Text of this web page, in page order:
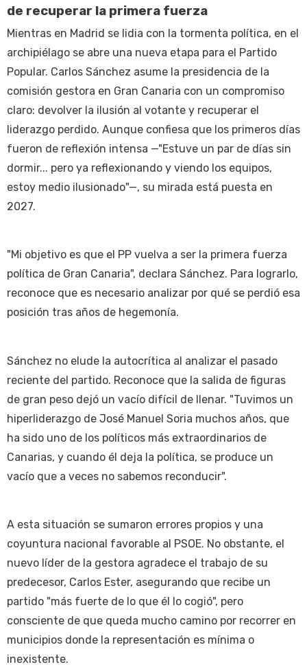
de recuperar la primera fuerza
Mientras en Madrid se lidia con la tormenta política, en el
archipiélago se abre una nueva etapa para el Partido
Popular. Carlos Sánchez asume la presidencia de la
comisión gestora en Gran Canaria con un compromiso
claro: devolver la ilusión al votante y recuperar el
liderazgo perdido. Aunque confiesa que los primeros días
fueron de reflexión intensa —"Estuve un par de días sin
dormir... pero ya reflexionando y viendo los equipos,
estoy medio ilusionado"—, su mirada está puesta en
2027.
"Mi objetivo es que el PP vuelva a ser la primera fuerza
política de Gran Canaria", declara Sánchez. Para lograrlo,
reconoce que es necesario analizar por qué se perdió esa
posición tras años de hegemonía.
Sánchez no elude la autocrítica al analizar el pasado
reciente del partido. Reconoce que la salida de figuras
de gran peso dejó un vacío difícil de llenar. "Tuvimos un
hiperliderazgo de José Manuel Soria muchos años, que
ha sido uno de los políticos más extraordinarios de
Canarias, y cuando él deja la política, se produce un
vacío que a veces no sabemos reconducir".
A esta situación se sumaron errores propios y una
coyuntura nacional favorable al PSOE. No obstante, el
nuevo líder de la gestora agradece el trabajo de su
predecesor, Carlos Ester, asegurando que recibe un
partido "más fuerte de lo que él lo cogió", pero
consciente de que queda mucho camino por recorrer en
municipios donde la representación es mínima o
inexistente.